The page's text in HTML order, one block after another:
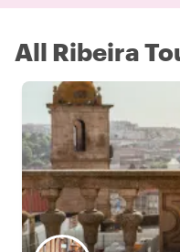
All Ribeira